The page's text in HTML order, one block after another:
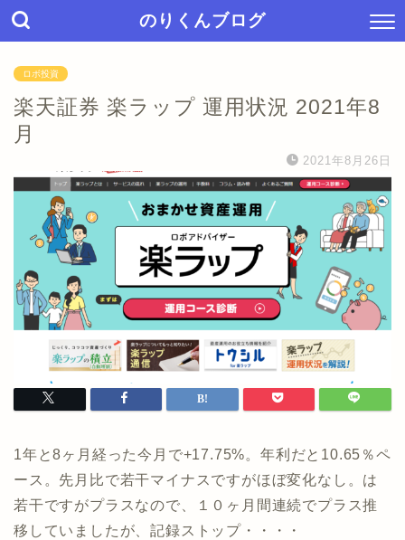
のりくんブログ
ロボ投資
楽天証券 楽ラップ 運用状況 2021年8
月
2021年8月26日
1年と8ヶ月経った今月で+17.75%。年利だと10.65％ペ
ース。先月比で若干マイナスですがほぼ変化なし。は
若干ですがプラスなので、１０ヶ月間連続でプラス推
移していましたが、記録ストップ・・・・